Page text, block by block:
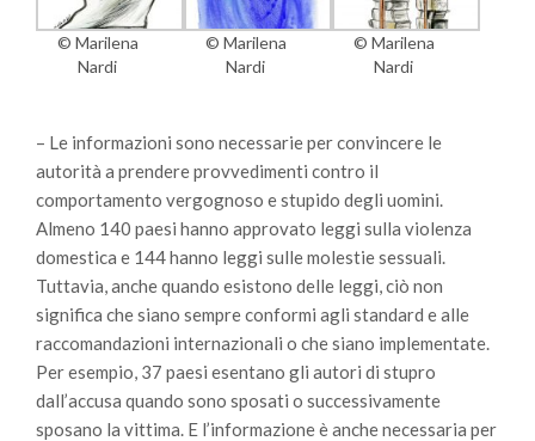
© Marilena
Nardi
© Marilena
Nardi
© Marilena
Nardi
– Le informazioni sono necessarie per convincere le
autorità a prendere provvedimenti contro il
comportamento vergognoso e stupido degli uomini.
Almeno 140 paesi hanno approvato leggi sulla violenza
domestica e 144 hanno leggi sulle molestie sessuali.
Tuttavia, anche quando esistono delle leggi, ciò non
significa che siano sempre conformi agli standard e alle
raccomandazioni internazionali o che siano implementate.
Per esempio, 37 paesi esentano gli autori di stupro
dall’accusa quando sono sposati o successivamente
sposano la vittima. E l’informazione è anche necessaria per